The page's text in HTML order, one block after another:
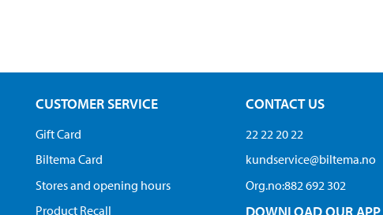
CUSTOMER SERVICE
Gift Card
Biltema Card
Stores and opening hours
Product Recall
CONTACT US
22 22 20 22
kundservice@biltema.no
Org.no:882 692 302